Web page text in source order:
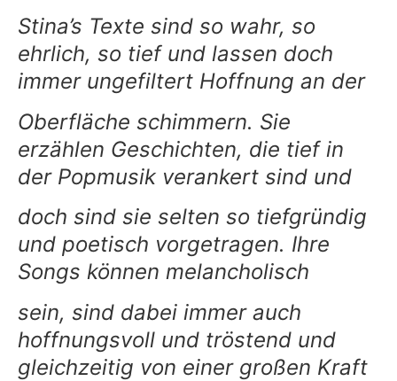
Stina’s Texte sind so wahr, so
ehrlich, so tief und lassen doch
immer ungefiltert Hoffnung an der
Oberfläche schimmern. Sie
erzählen Geschichten, die tief in
der Popmusik verankert sind und
doch sind sie selten so tiefgründig
und poetisch vorgetragen. Ihre
Songs können melancholisch
sein, sind dabei immer auch
hoffnungsvoll und tröstend und
gleichzeitig von einer großen Kraft